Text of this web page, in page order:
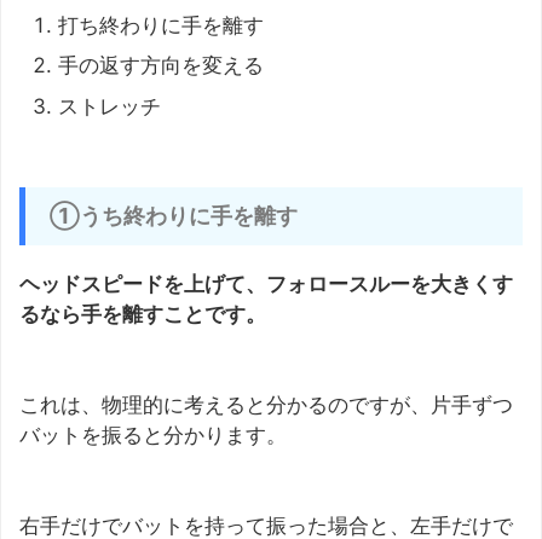
打ち終わりに手を離す
手の返す方向を変える
ストレッチ
①うち終わりに手を離す
ヘッドスピードを上げて、フォロースルーを大きくす
るなら手を離すことです。
これは、物理的に考えると分かるのですが、片手ずつ
バットを振ると分かります。
右手だけでバットを持って振った場合と、左手だけで